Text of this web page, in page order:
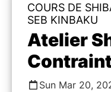
COURS DE
SEB KINBAKU
Atelier
Sun Mar 20,